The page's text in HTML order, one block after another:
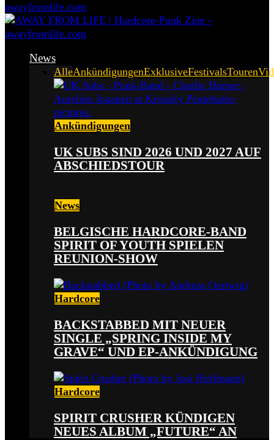
News
AlleAnkündigungenExklusiveFestivalsTouren
Ankündigungen
UK SUBS SIND 2026 UND 2027 AUF
ABSCHIEDSTOUR
News
BELGISCHE HARDCORE-BAND
SPIRIT OF YOUTH SPIELEN
REUNION-SHOW
Hardcore
BACKSTABBED MIT NEUER
SINGLE „SPRING INSIDE MY
GRAVE“ UND EP-ANKÜNDIGUNG
Hardcore
SPIRIT CRUSHER KÜNDIGEN
NEUES ALBUM „FUTURE“ AN